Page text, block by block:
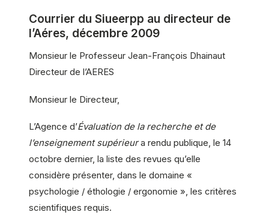
Courrier du Siueerpp au directeur de
l’Aéres, décembre 2009
Monsieur le Professeur Jean-François Dhainaut
Directeur de l’AERES
Monsieur le Directeur,
L’Agence d’Évaluation de la recherche et de
l’enseignement supérieura rendu publique, le 14
octobre dernier, la liste des revues qu’elle
considère présenter, dans le domaine «
psychologie / éthologie / ergonomie », les critères
scientifiques requis.